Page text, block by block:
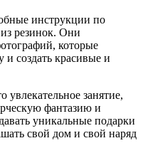
инструкции по
резинок. Они
которые
и создать красивые и
занятие,
фантазию и
уникальные подарки
свой дом и свой наряд